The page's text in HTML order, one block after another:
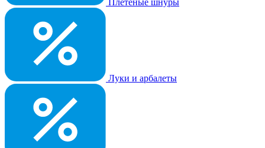
Плетеные шнуры
Луки и арбалеты